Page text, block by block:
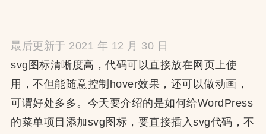
最后更新于 2021 年 12 月 30 日
svg图标清晰度高，代码可以直接放在网页上使
用，不但能随意控制hover效果，还可以做动画，
可谓好处多多。今天要介绍的是如何给WordPress
的菜单项目添加svg图标，要直接插入svg代码，不